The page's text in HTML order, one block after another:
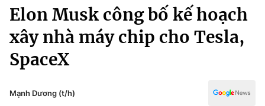
Chính trị
Xã hội
Pháp luật
Thể thao
Truyền hình
Văn hóa - Giải trí
Y tế
Công nghệ
Elon Musk công bố kế hoạch
xây nhà máy chip cho Tesla,
SpaceX
Mạnh Dương (t/h)